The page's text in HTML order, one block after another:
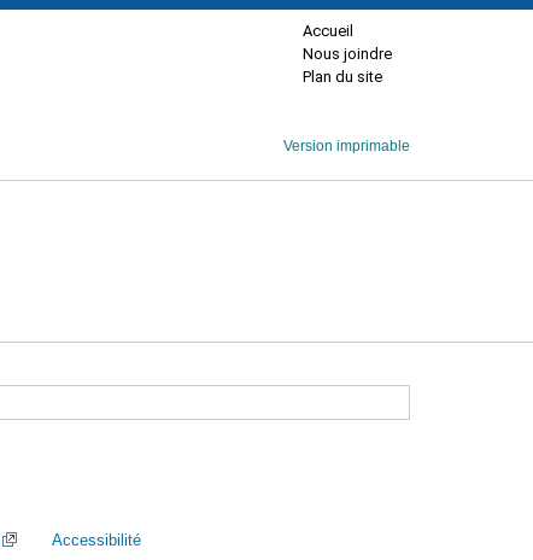
Accueil
Nous joindre
Plan du site
Version imprimable
Accessibilité